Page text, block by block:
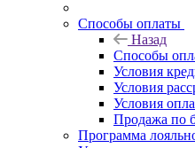
Способы оплаты
Назад
Способы
Условия
Условия
Условия
Продажа по
Программа